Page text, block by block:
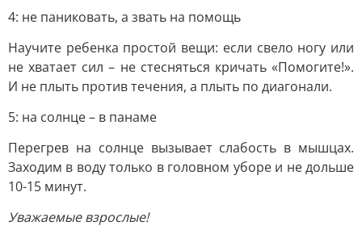
4: не паниковать, а звать на помощь
Научите ребенка простой вещи: если свело ногу или
не хватает сил – не стесняться кричать «Помогите!».
И не плыть против течения, а плыть по диагонали.
5: на солнце – в панаме
Перегрев на солнце вызывает слабость в мышцах.
Заходим в воду только в головном уборе и не дольше
10-15 минут.
Уважаемые взрослые!